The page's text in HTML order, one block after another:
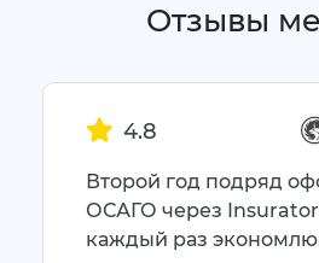
Отзывы
4.8
Второй год подряд
ОСАГО через
каждый раз